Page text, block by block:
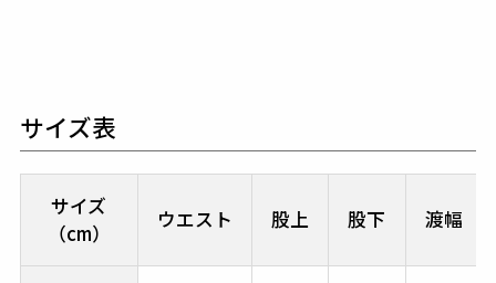
サイズ表
サイズ
（cm）
ウエスト 股上 股下 渡幅